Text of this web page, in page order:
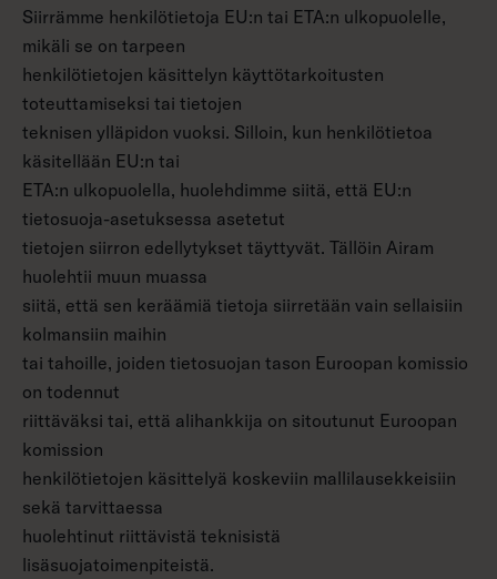
Siirrämme henkilötietoja EU:n tai ETA:n ulkopuolelle,
mikäli se on tarpeen
henkilötietojen käsittelyn käyttötarkoitusten
toteuttamiseksi tai tietojen
teknisen ylläpidon vuoksi. Silloin, kun henkilötietoa
käsitellään EU:n tai
ETA:n ulkopuolella, huolehdimme siitä, että EU:n
tietosuoja-asetuksessa asetetut
tietojen siirron edellytykset täyttyvät. Tällöin Airam
huolehtii muun muassa
siitä, että sen keräämiä tietoja siirretään vain sellaisiin
kolmansiin maihin
tai tahoille, joiden tietosuojan tason Euroopan komissio
on todennut
riittäväksi tai, että alihankkija on sitoutunut Euroopan
komission
henkilötietojen käsittelyä koskeviin mallilausekkeisiin
sekä tarvittaessa
huolehtinut riittävistä teknisistä
lisäsuojatoimenpiteistä.